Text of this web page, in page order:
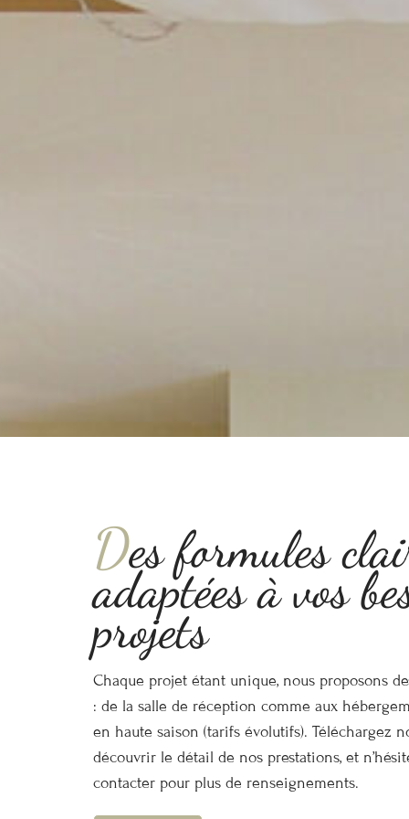
Des formules
adaptées à vos
projets
Chaque projet étant unique, nous proposons
: de la salle de réception comme aux
en haute saison (tarifs évolutifs). Téléchargez
découvrir le détail de nos prestations, et
contacter pour plus de renseignements.